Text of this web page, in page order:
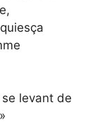
se levant de